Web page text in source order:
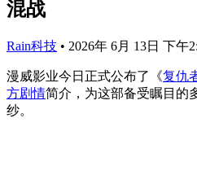
混战
Rain科技 • 2026年 6月 13日 下午
漫威影业今日正式公布了《复仇
方剧情简介，为这部备受瞩目的
纱。